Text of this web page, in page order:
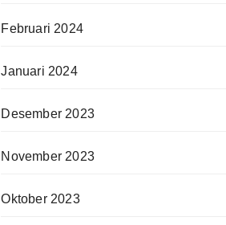
Februari 2024
Januari 2024
Desember 2023
November 2023
Oktober 2023